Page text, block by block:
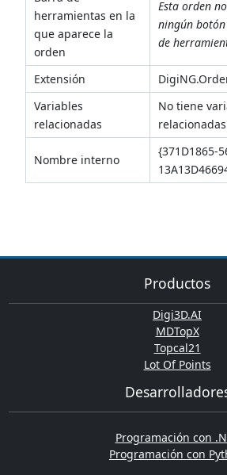
herramientas en la
que aparece la
orden
Esta orden
ningún
de
Extensión
Variables
relacionadas
No tiene
relacionadas
Nombre interno
{371D1865-
Productos
Digi3D.AI
MDTopX
Topcal21
Lot Of Points
Programación con
Programación con